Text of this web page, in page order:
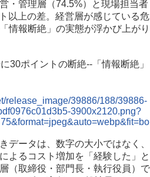
・管理層（74.5%）と現場担当者
以上の差。経営層が感じている危
情報断絶」の実態が浮かび上がり
30ポイントの断絶--「情報断絶」
release_image/39886/188/39886-
3900x2120.png?
データは、数字の大小ではなく、
よるコスト増加を「経験した」と
（取締役・部門長・執行役員）で